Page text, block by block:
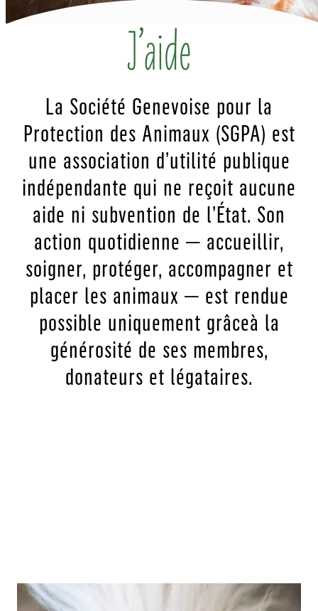
J’aide
La Société Genevoise pour la
Protection des Animaux (SGPA) est
une association d’utilité publique
indépendante qui ne reçoit aucune
aide ni subvention de l’État. Son
action quotidienne — accueillir,
soigner, protéger, accompagner et
placer les animaux — est rendue
possible uniquement grâceà la
générosité de ses membres,
donateurs et légataires.